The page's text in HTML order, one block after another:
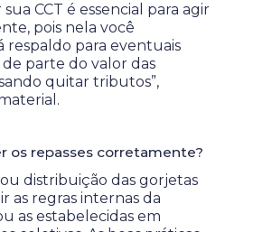
sua CCT é essencial para agir
pois nela você
respaldo para eventuais
parte do valor das
quitar tributos”,
os repasses corretamente?
distribuição das gorjetas
as regras internas da
as estabelecidas em